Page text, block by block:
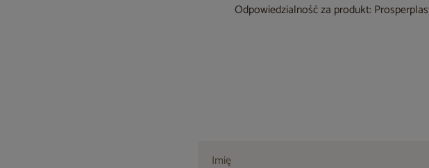
Odpowiedzialność za produkt:
Imię